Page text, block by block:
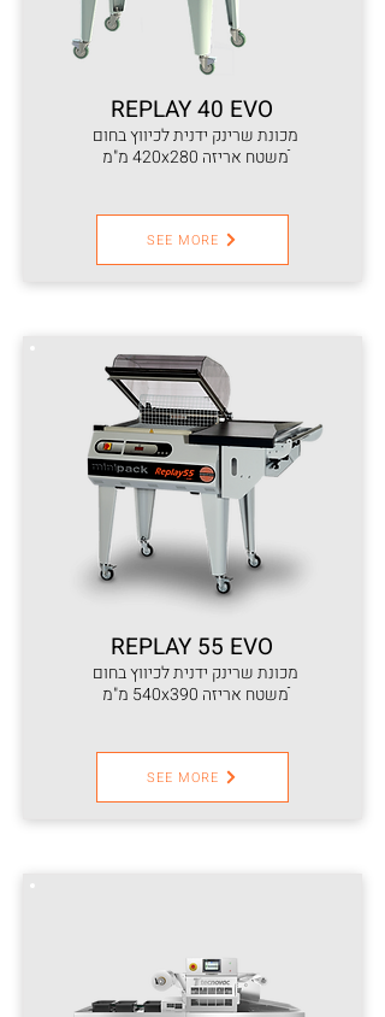
REPLAY 40 EVO
מכונת שרינק ידנית לכיווץ בחום
ֿמשטח אריזה 420x280 מ"מ
SEE MORE
REPLAY 55 EVO
מכונת שרינק ידנית לכיווץ בחום
ֿמשטח אריזה 540x390 מ"מ
SEE MORE